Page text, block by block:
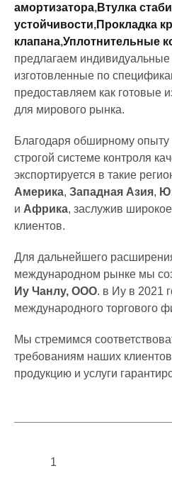
амортизатора,Втулка
устойчивости,Прокладка
клапана,Уплотнительные
предлагаем
изготовленные по
предоставляем как готовые
для мирового рынка.
Благодаря обширному опыту
строгой системе контроля
экспортируется в такие
Америка, Западная Азия,
и Африка, заслужив
клиентов.
Для дальнейшего
международном рынке мы
Иу Чанлу, ООО. в Иу в 2021
международного торгового
Мы стремимся
требованиям наших
продукцию и услуги